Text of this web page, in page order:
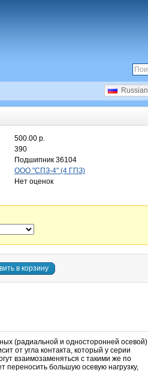
Russian
500.00 р.
390
Подшипник 36104
ООО "СПЗ-4" (4 ГПЗ)
Нет оценок
в корзину
(радиальной и односторонней осевой)
от угла контакта, который у серии
взаимозаменяться с такими же по
переносить большую осевую нагрузку,